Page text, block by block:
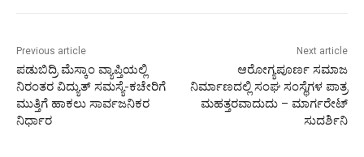
Previous article
ಪಡುಬಿದ್ರಿ ಮೆಸ್ಕಾಂ ವ್ಯಾಪ್ತಿಯಲ್ಲಿ
ನಿರಂತರ ವಿದ್ಯುತ್ ಸಮಸ್ಯೆ-ಕಚೇರಿಗೆ
ಮುತ್ತಿಗೆ ಹಾಕಲು ಸಾರ್ವಜನಿಕರ
ನಿರ್ಧಾರ
Next article
ಆರೋಗ್ಯಪೂರ್ಣ ಸಮಾಜ
ನಿರ್ಮಾಣದಲ್ಲಿ ಸಂಘ ಸಂಸ್ಥೆಗಳ ಪಾತ್ರ
ಮಹತ್ತರವಾದುದು – ಮಾರ್ಗರೇಟ್
ಸುದರ್ಶಿನಿ